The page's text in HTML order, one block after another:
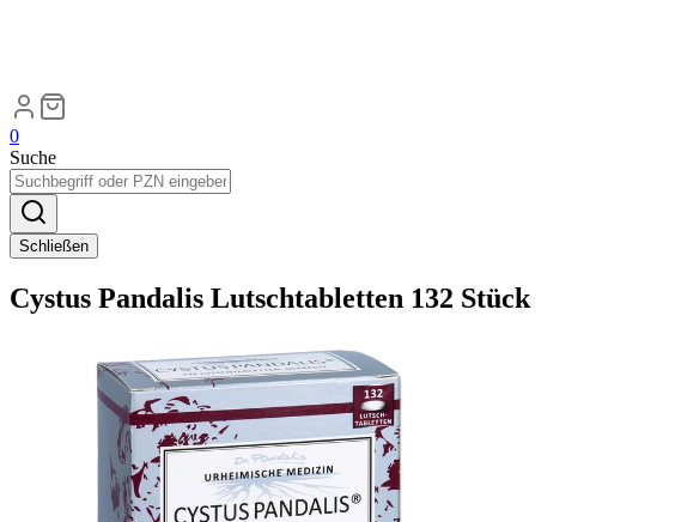
0
Suche
Schließen
Cystus Pandalis Lutschtabletten 132 Stück